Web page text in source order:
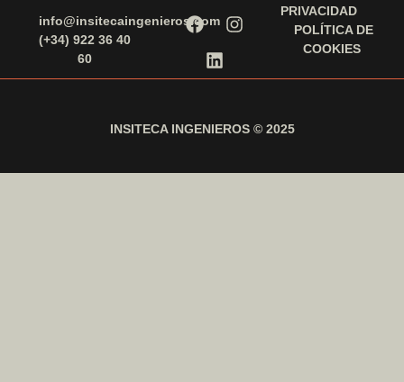
info@insitecaingenieros.com
(+34) 922 36 40
60
PRIVACIDAD
POLÍTICA DE
COOKIES
INSITECA INGENIEROS © 2025